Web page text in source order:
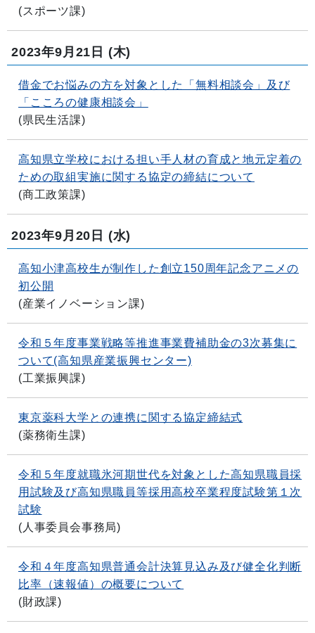
(スポーツ課)
2023年9月21日 (木)
借金でお悩みの方を対象とした「無料相談会」及び
「こころの健康相談会」
(県民生活課)
高知県立学校における担い手人材の育成と地元定着の
ための取組実施に関する協定の締結について
(商工政策課)
2023年9月20日 (水)
高知小津高校生が制作した創立150周年記念アニメの
初公開
(産業イノベーション課)
令和５年度事業戦略等推進事業費補助金の3次募集に
ついて(高知県産業振興センター)
(工業振興課)
東京薬科大学との連携に関する協定締結式
(薬務衛生課)
令和５年度就職氷河期世代を対象とした高知県職員採
用試験及び高知県職員等採用高校卒業程度試験第１次
試験
( 人事委員会事務局)
令和４年度高知県普通会計決算見込み及び健全化判断
比率（速報値）の概要について
(財政課)